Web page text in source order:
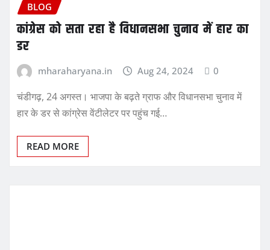
BLOG
कांग्रेस को सता रहा है विधानसभा चुनाव में हार का
डर
mharaharyana.in Aug 24, 2024 0
चंडीगढ़, 24 अगस्त। भाजपा के बढ़ते ग्राफ और विधानसभा चुनाव में
हार के डर से कांग्रेस वेंटीलेटर पर पहुंच गई…
READ MORE